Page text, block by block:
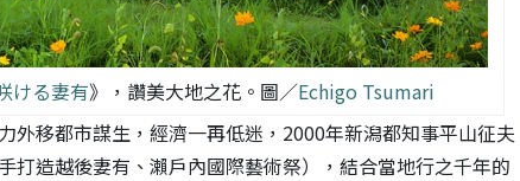
ける妻有》，讚美大地之花。圖／Echigo Tsumari
外移都市謀生，經濟一再低迷，2000年新潟都知事平山征夫
手打造越後妻有、瀨戶內國際藝術祭），結合當地行之千年的